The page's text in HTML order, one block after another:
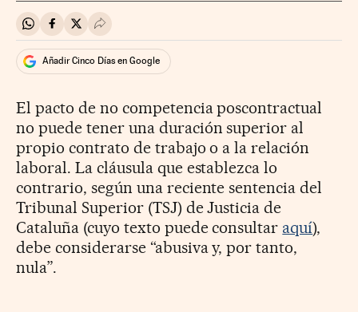
Compartir en Whatsapp
Compartir en Facebook
Compartir en Twitter
Desplegar Redes Sociales
Añadir Cinco Días en Google
El pacto de no competencia poscontractual
no puede tener una duración superior al
propio contrato de trabajo o a la relación
laboral. La cláusula que establezca lo
contrario, según una reciente sentencia del
Tribunal Superior (TSJ) de Justicia de
Cataluña (cuyo texto puede consultar aquí),
debe considerarse “abusiva y, por tanto,
nula”.